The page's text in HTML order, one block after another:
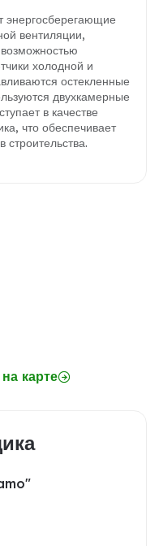
вентиляции,
холодной и
остекленные
двухкамерные
в качестве
что обеспечивает
строительства.
карте